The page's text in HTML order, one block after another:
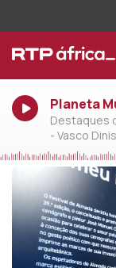
Planeta
Destaques
- Vasco Dinis